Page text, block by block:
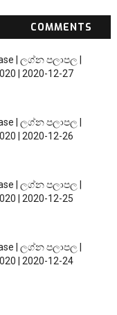
COMMENTS
| ලග්න පලාපල |
| 2020-12-27
| ලග්න පලාපල |
| 2020-12-26
| ලග්න පලාපල |
| 2020-12-25
| ලග්න පලාපල |
| 2020-12-24